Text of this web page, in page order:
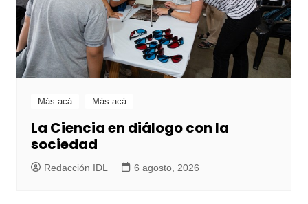
Más acá Más acá
La Ciencia en diálogo con la
sociedad
Redacción IDL 6 agosto, 2026